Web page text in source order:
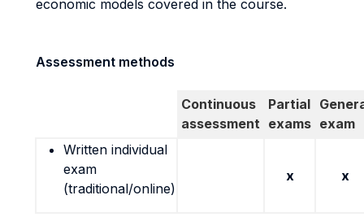
economic models covered in the course.
Assessment methods
Continuous
assessment
Partial
exams exam
Written individual
exam
(traditional/online)
x x